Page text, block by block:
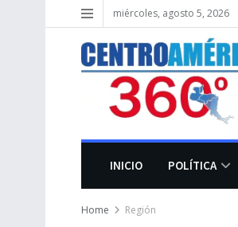
miércoles, agosto 5, 2026
INICIO POLÍTICA
Home Región